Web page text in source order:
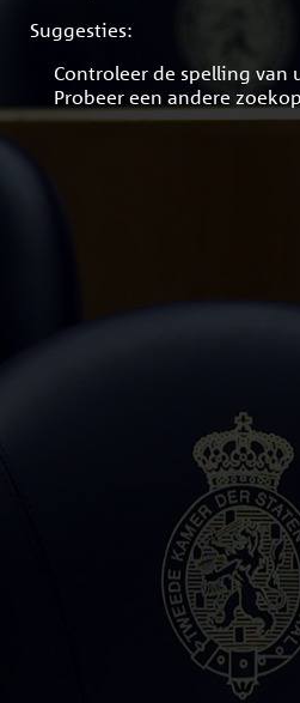
Suggesties:
Controleer de spelling van
Probeer een andere